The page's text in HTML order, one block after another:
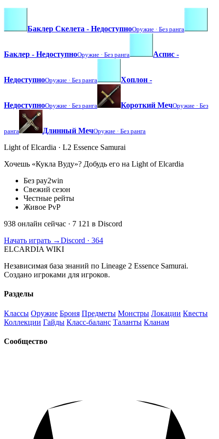
Баклер Скелета - НедоступноОружие · Без ранга
Баклер - НедоступноОружие · Без ранга Аспис -
НедоступноОружие · Без ранга Хоплон -
НедоступноОружие · Без ранга Короткий МечОружие · Без
ранга Длинный МечОружие · Без ранга
Light of Elcardia · L2 Essence Samurai
Хочешь «Кукла Вуду»? Добудь его на Light of Elcardia
Без pay2win
Свежий сезон
Честные рейты
Живое PvP
938 онлайн сейчас · 7 121 в Discord
Начать играть →Discord · 364
ELCARDIA WIKI
Независимая база знаний по Lineage 2 Essence Samurai.
Создано игроками для игроков.
Разделы
Классы Оружие Броня Предметы Монстры Локации Квесты
Коллекции Гайды Класс-баланс Таланты Кланам
Сообщество